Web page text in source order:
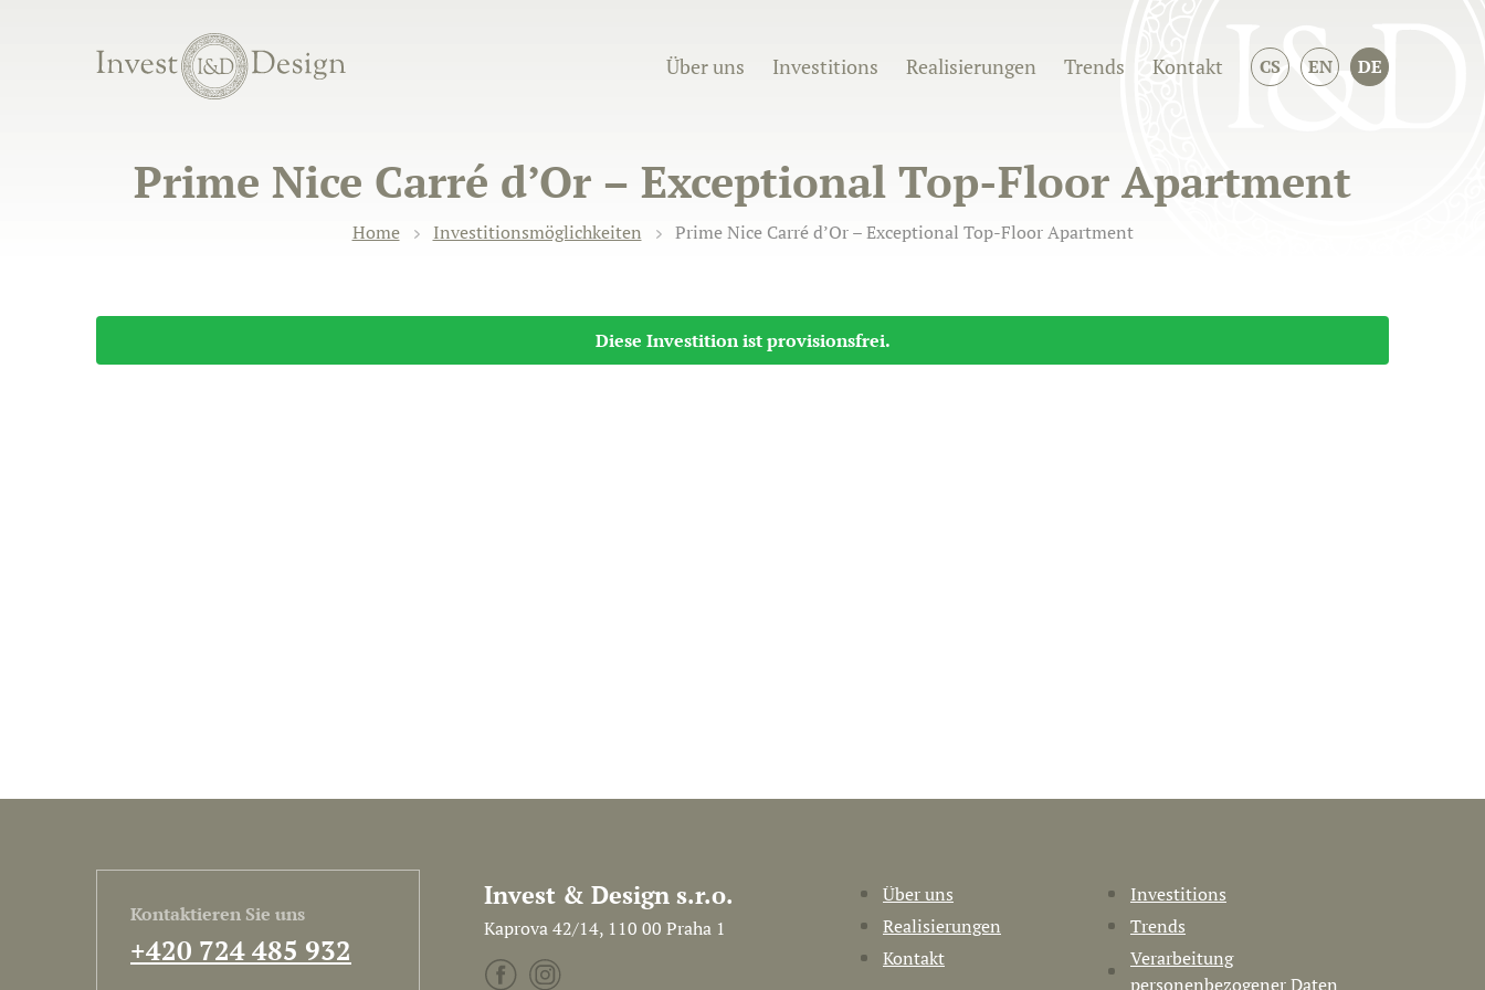
Über uns Investitions Realisierungen Trends Kontakt CS EN DE
Prime Nice Carré d’Or – Exceptional Top-Floor Apartment
Home Investitionsmöglichkeiten Prime Nice Carré d’Or – Exceptional Top-Floor Apartment
Diese Investition ist provisionsfrei.
Kontaktieren Sie uns
+420 724 485 932
Invest & Design s.r.o.
Kaprova 42/14, 110 00 Praha 1
Über uns
Investitions
Realisierungen
Trends
Kontakt
Verarbeitung
personenbezogener Daten